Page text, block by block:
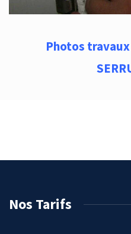
Photos travaux
Nos Tarifs